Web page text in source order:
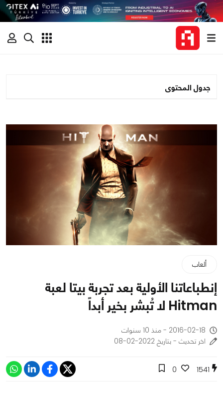
جدول المحتوى
ألعاب
إنطباعاتنا الأولية بعد تجربة بيتا لعبة
Hitman لا تُبشر بخير أبداً
2016-02-18 - منذ 10 سنوات
اخر تحديث - بتاريخ 2022-02-08
1541
0